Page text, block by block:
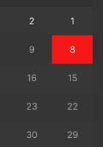
1
2
8
9
15
16
22
23
29
30